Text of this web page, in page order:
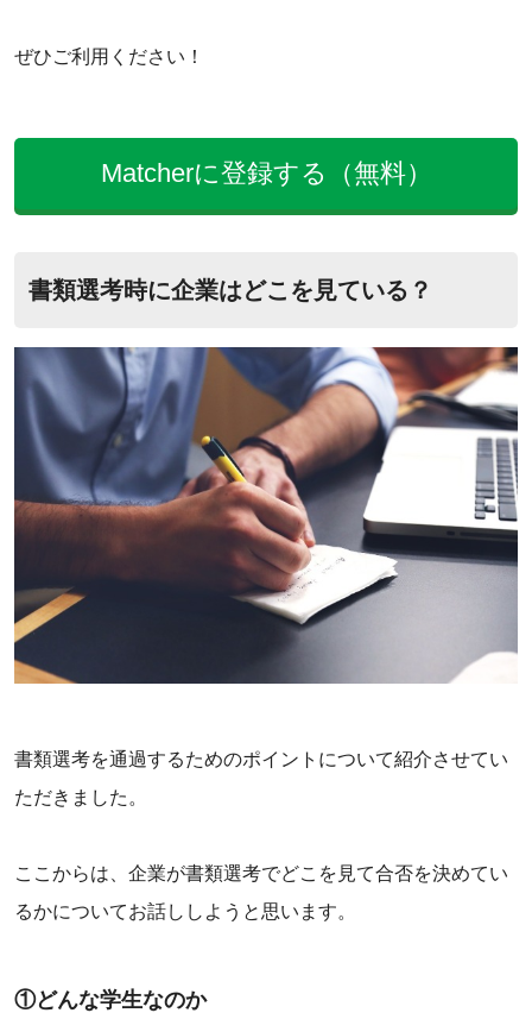
ぜひご利用ください！
Matcherに登録する（無料）
書類選考時に企業はどこを見ている？
‌書類選考を通過するためのポイントについて紹介させてい
ただきました。
ここからは、企業が書類選考でどこを見て合否を決めてい
るかについてお話ししようと思います。
①どんな学生なのか